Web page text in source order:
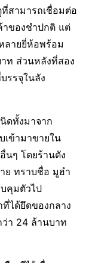
สามารถเชื่อมต่อ
าของชำปกติ แต่
ลายยี่ห้อพร้อม
ท ส่วนหลังที่สอง
รรจุในลัง
ดทั้งมาจาก
เข้ามาขายใน
นๆ โดยร้านดัง
ย ทราบชื่อ มูฮำ
คุมตัวไป
ที่ได้ยึดของกลาง
า 24 ล้านบาท